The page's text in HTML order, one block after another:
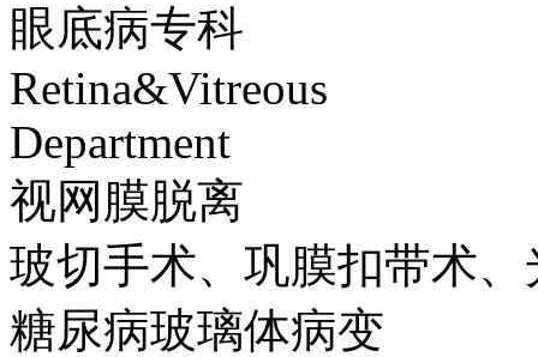
眼底病专科
Retina&Vitreous
Department
视网膜脱离
玻切手术、巩膜扣带术
糖尿病玻璃体病变